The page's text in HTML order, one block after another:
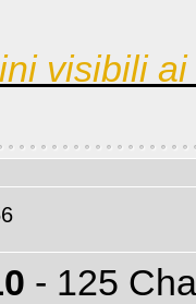
visibili
- 125